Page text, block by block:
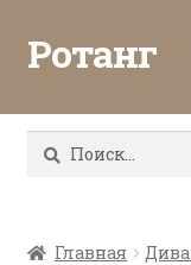
Ротанг
Каталог
Найти:
Главная